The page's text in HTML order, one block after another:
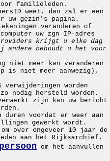
familieleden.
weet, dan zal er een
uw gezin's pagina.
veranderen of
uw zgn IP-adres
krijgt u elke dag
andere behoudt u het voor
niet meer kan veranderen
is niet meer aanwezig),
verwijderingen worden
nodig hersteld worden.
zijn kan uw bericht
duren voordat er weer aan
gewerkt wordt.
over ongeveer 10 jaar de
aan het Rijksarchief.
om het aanvullen